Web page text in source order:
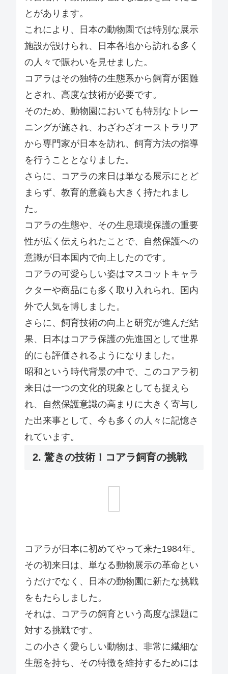
とがあります。
これにより、日本の動物園では特別な展示
施設が設けられ、日本各地から訪れる多く
の人々で賑わいを見せました。
コアラはその独特の生態系から飼育が困難
とされ、高度な技術が必要です。
そのため、動物園においても特別なトレー
ニングが施され、わざわざオーストラリア
から専門家が日本を訪れ、飼育方法の指導
を行うこととなりました。
さらに、コアラの来日は単なる展示にとど
まらず、教育的意義も大きく持たれまし
た。
コアラの生態や、その生息環境保護の重要
性が広く伝えられたことで、自然保護への
意識が日本国内で向上したのです。
コアラの可愛らしい姿はマスコットキャラ
クターや商品にも多く取り入れられ、国内
外で人気を博しました。
さらに、飼育技術の向上と研究が進んだ結
果、日本はコアラ保護の先進国として世界
的にも評価されるようになりました。
昭和という時代背景の中で、このコアラ初
来日は一つの文化的現象としても捉えら
れ、自然保護意識の高まりに大きく寄与し
た出来事として、今も多くの人々に記憶さ
れています。
2. 驚きの技術！コアラ飼育の挑戦
コアラが日本に初めてやって来た1984年。
その初来日は、単なる動物展示の革命とい
うだけでなく、日本の動物園に新たな挑戦
をもたらしました。
それは、コアラの飼育という高度な課題に
対する挑戦です。
この小さく愛らしい動物は、非常に繊細な
生態を持ち、その特徴を維持するためには